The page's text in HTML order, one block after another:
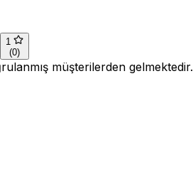
1
(0)
müşterilerden gelmektedir.